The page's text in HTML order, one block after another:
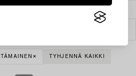
ITÄMAINEN TYHJENNÄ KAIKKI